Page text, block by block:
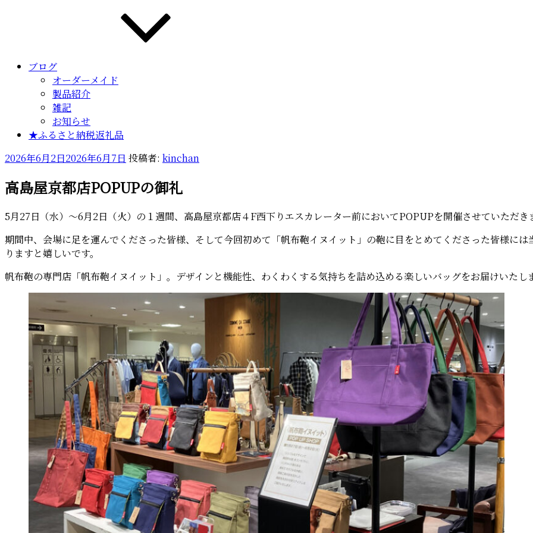
ブログ
オーダーメイド
製品紹介
雑記
お知らせ
★ふるさと納税返礼品
投
日:
2026年6月2日2026年6月7日 投稿者: kinchan
高島屋京都店POPUPの御礼
5月27日（水）～6月2日（火）の１週間、高島屋京都店４F西下りエスカレーター前においてPOPUPを開催させていただき
期間中、会場に足を運んでくださった皆様、そして今回初めて「帆布鞄イヌイット」の鞄に目をとめてくださった皆様に
りますと嬉しいです。
帆布鞄の専門店「帆布鞄イヌイット」。デザインと機能性、わくわくする気持ちを詰め込める楽しいバッグをお届けいたし